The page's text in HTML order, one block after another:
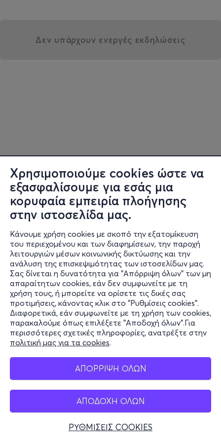
Χρησιμοποιούμε cookies ώστε να
εξασφαλίσουμε για εσάς μια
κορυφαία εμπειρία πλοήγησης
στην ιστοσελίδα μας.
Κάνουμε χρήση cookies με σκοπό την εξατομίκευση
του περιεχομένου και των διαφημίσεων, την παροχή
λειτουργιών μέσων κοινωνικής δικτύωσης και την
ανάλυση της επισκεψιμότητας των ιστοσελίδων μας.
Σας δίνεται η δυνατότητα για "Απόρριψη όλων" των μη
απαραίτητων cookies, εάν δεν συμφωνείτε με τη
χρήση τους, ή μπορείτε να ορίσετε τις δικές σας
προτιμήσεις, κάνοντας κλικ στο "Ρυθμίσεις cookies".
Διαφορετικά, εάν συμφωνείτε με τη χρήση των cookies,
παρακαλούμε όπως επιλέξετε "Αποδοχή όλων".Για
περισσότερες σχετικές πληροφορίες, ανατρέξτε στην
πολιτική μας για τα cookies.
ΑΠΟΡΡΙΨΗ ΟΛΩΝ
ΑΠΟΔΟΧΗ ΟΛΩΝ
ΡΥΘΜΙΣΕΙΣ COOKIES
Δεν υπάρχουν ενεργές εκδηλώσεις